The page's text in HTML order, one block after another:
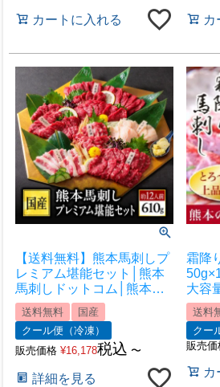
カートに入れる カ
【送料無料】熊本馬刺しプ
レミアム堪能セット│熊本
馬刺しドットコム│熊本馬
刺し 馬刺し通販 馬刺し専
門店 馬刺しお取り寄せ 利
他フーズ
送料無料
国産
クール便（冷凍）
販売価格 ¥16,178税込 〜
詳細を見る
霜降
大容
送料
クー
販売価
カ